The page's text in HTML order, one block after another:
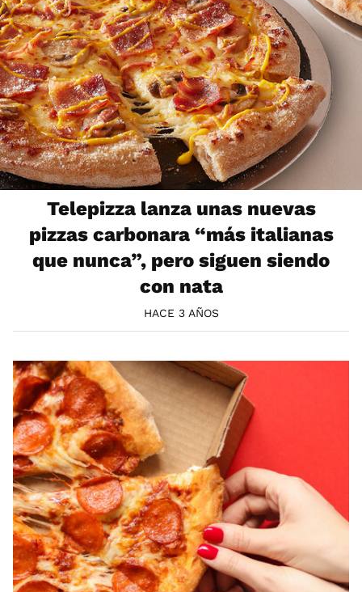
Telepizza lanza unas nuevas
pizzas carbonara “más italianas
que nunca”, pero siguen siendo
con nata
HACE 3 AÑOS